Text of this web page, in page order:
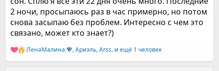
2 ночи, просыпаюсь раз в час примерно, но потом
снова засыпаю без проблем. Интересно с чем это
связано, может кто знает?)
Р
е
ЛенаМалина 💖,Ариэль,Arss. и ещё 1 человек